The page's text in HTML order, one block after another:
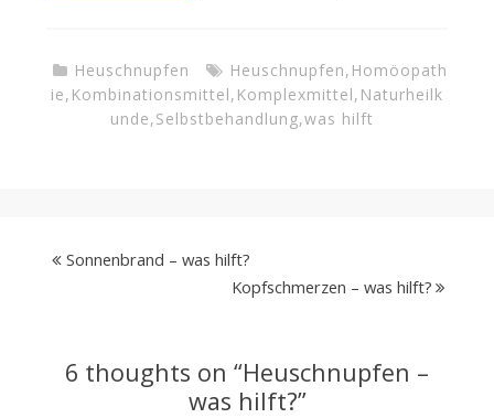
Heuschnupfen Heuschnupfen, Homöopath
ie, Kombinationsmittel, Komplexmittel, Naturheilk
unde,Selbstbehandlung,was hilft
Sonnenbrand – was hilft?
Kopfschmerzen – was hilft?
6 thoughts on “Heuschnupfen –
was hilft?”